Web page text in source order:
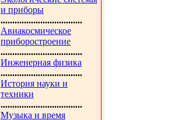
и приборы
...................................
Авиакосмическое
приборостроение
...................................
Инженерная физика
...................................
История науки и
техники
...................................
Музыка и время